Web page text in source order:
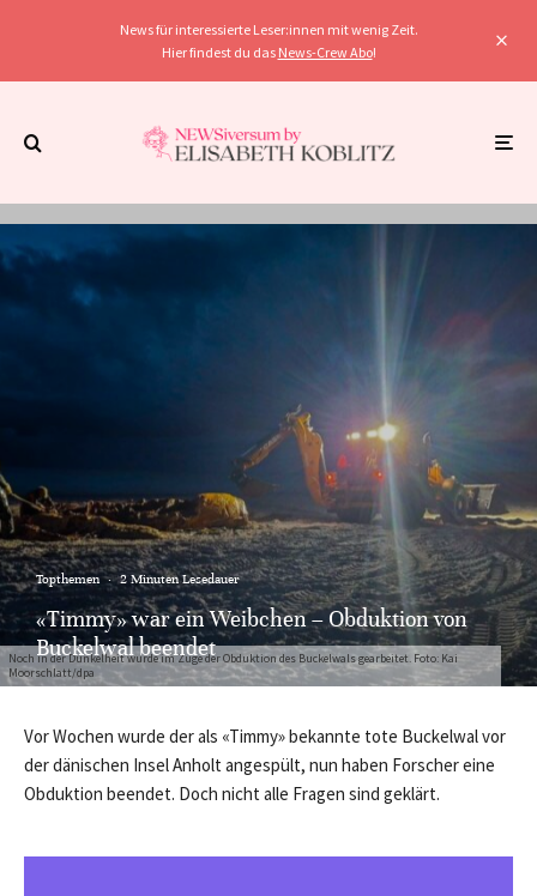
News für interessierte Leser:innen mit wenig Zeit.
Hier findest du das News-Crew Abo!
Noch in der Dunkelheit wurde im Zuge der Obduktion des Buckelwals gearbeitet. Foto: Kai
Moorschlatt/dpa
Topthemen · 2 Minuten Lesedauer
«Timmy» war ein Weibchen – Obduktion von
Buckelwal beendet
Vor Wochen wurde der als «Timmy» bekannte tote Buckelwal vor
der dänischen Insel Anholt angespült, nun haben Forscher eine
Obduktion beendet. Doch nicht alle Fragen sind geklärt.